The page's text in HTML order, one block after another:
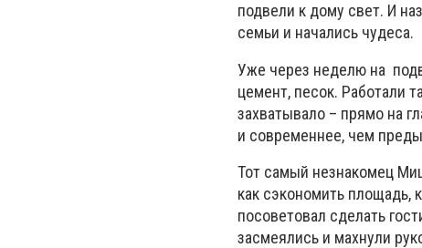
подвели к дому свет. И
семьи и начались чудеса.
Уже через неделю на
цемент, песок. Работали
захватывало – прямо на
и современнее, чем
Тот самый незнакомец
как сэкономить площадь,
посоветовал сделать
засмеялись и махнули